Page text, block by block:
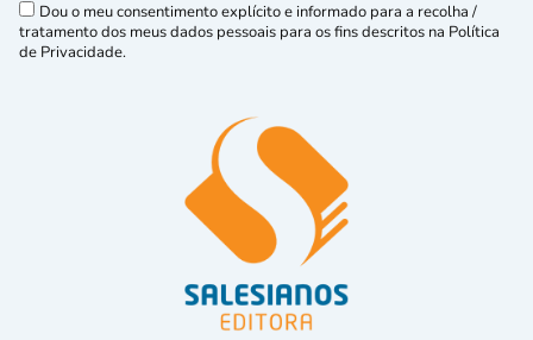
Dou o meu consentimento explícito e informado para a recolha /
tratamento dos meus dados pessoais para os fins descritos na Política
de Privacidade.